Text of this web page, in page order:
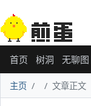
首页 树洞 无聊图
主页 文章正文